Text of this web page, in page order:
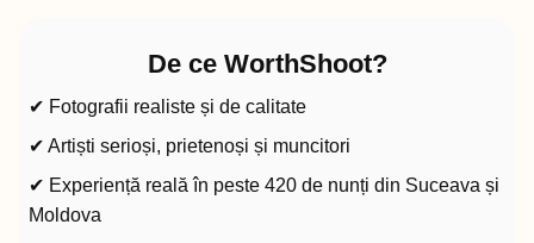
De ce WorthShoot?
✔ Fotografii realiste și de calitate
✔ Artiști serioși, prietenoși și muncitori
✔ Experiență reală în peste 420 de nunți din Suceava și
Moldova